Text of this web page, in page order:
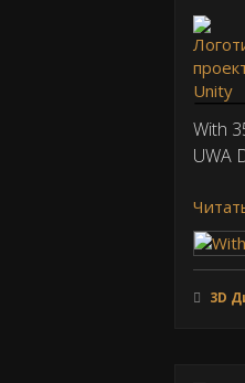
With
UWA
3D